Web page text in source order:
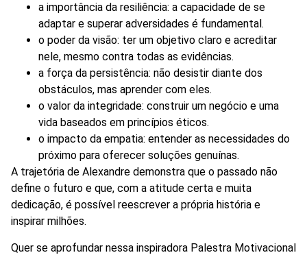
a importância da resiliência: a capacidade de se
adaptar e superar adversidades é fundamental.
o poder da visão: ter um objetivo claro e acreditar
nele, mesmo contra todas as evidências.
a força da persistência: não desistir diante dos
obstáculos, mas aprender com eles.
o valor da integridade: construir um negócio e uma
vida baseados em princípios éticos.
o impacto da empatia: entender as necessidades do
próximo para oferecer soluções genuínas.
A trajetória de Alexandre demonstra que o passado não
define o futuro e que, com a atitude certa e muita
dedicação, é possível reescrever a própria história e
inspirar milhões.
Quer se aprofundar nessa inspiradora Palestra Motivacional